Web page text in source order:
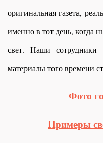
оригинальная газета,
именно в тот день, когда
свет. Наши сотрудники
материалы того времени
Фото
Примеры